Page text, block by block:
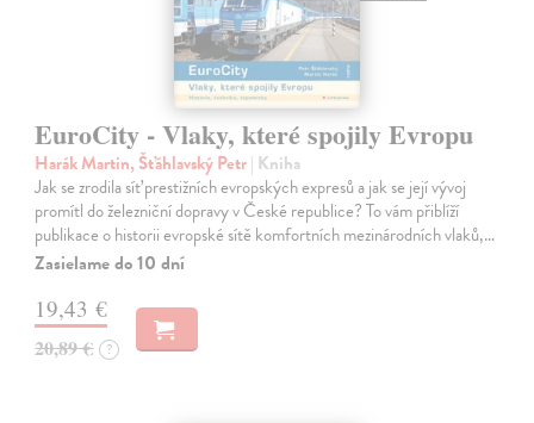
EuroCity - Vlaky, které spojily Evropu
Harák Martin, Šťáhlavský Petr| Kniha
Jak se zrodila síť prestižních evropských expresů a jak se její vývoj
promítl do železniční dopravy v České republice? To vám přiblíží
publikace o historii evropské sítě komfortních mezinárodních vlaků,…
Zasielame do 10 dní
19,43 €
20,89 € ?